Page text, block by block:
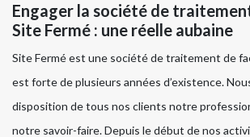
Engager la société de
Site Fermé : une réelle aubaine
Site Fermé est une société de traitement de
est forte de plusieurs années d’existence.
disposition de tous nos clients notre
notre savoir-faire. Depuis le début de nos